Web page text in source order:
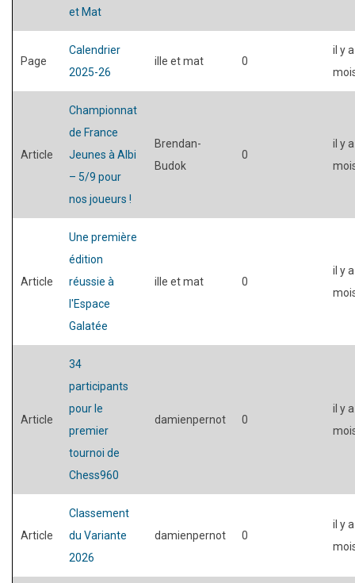
et Mat
Page
Calendrier
2025-26
ille et mat 0
il y
Article
Championnat
de France
Jeunes à Albi
– 5/9 pour
nos joueurs !
Brendan-
Budok
0
il y
Article
Une première
édition
réussie à
l'Espace
Galatée
ille et mat 0
il y
Article
34
participants
pour le
premier
tournoi de
Chess960
damienpernot 0
il y
Article
Classement
du Variante
2026
damienpernot 0
il y